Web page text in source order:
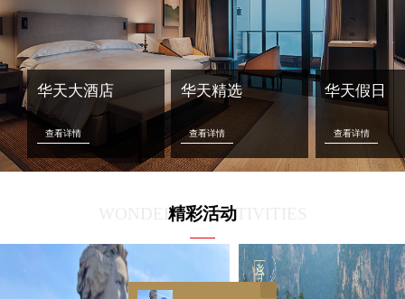
华天大酒店
查看详情
华天精选
查看详情
华天假日
查看详情
精彩活动
WONDERFUL ACTIVITIES